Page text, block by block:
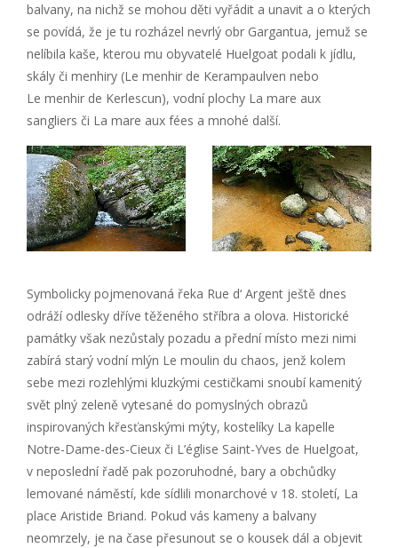
balvany, na nichž se mohou děti vyřádit a unavit a o kterých
se povídá, že je tu rozházel nevrlý obr Gargantua, jemuž se
nelíbila kaše, kterou mu obyvatelé Huelgoat podali k jídlu,
skály či menhiry (Le menhir de Kerampaulven nebo
Le menhir de Kerlescun), vodní plochy La mare aux
sangliers či La mare aux fées a mnohé další.
Symbolicky pojmenovaná řeka Rue d‘ Argent ještě dnes
odráží odlesky dříve těženého stříbra a olova. Historické
památky však nezůstaly pozadu a přední místo mezi nimi
zabírá starý vodní mlýn Le moulin du chaos, jenž kolem
sebe mezi rozlehlými kluzkými cestičkami snoubí kamenitý
svět plný zeleně vytesané do pomyslných obrazů
inspirovaných křesťanskými mýty, kostelíky La kapelle
Notre-Dame-des-Cieux či L’église Saint-Yves de Huelgoat,
v neposlední řadě pak pozoruhodné, bary a obchůdky
lemované náměstí, kde sídlili monarchové v 18. století, La
place Aristide Briand. Pokud vás kameny a balvany
neomrzely, je na čase přesunout se o kousek dál a objevit